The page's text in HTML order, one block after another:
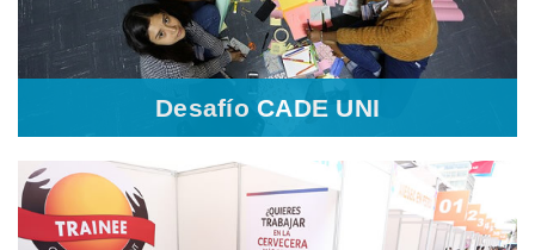
Desafío CADE UNI
un proceso de colaboración extrema, construyendo una
solución que resuelva un desafío país.